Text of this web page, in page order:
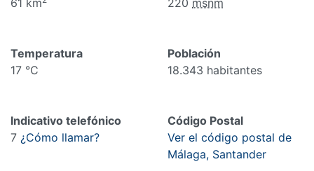
Temperatura
17 °C
Población
18.343 habitantes
Indicativo telefónico
7 ¿Cómo llamar?
Código Postal
Ver el código postal de
Málaga, Santander